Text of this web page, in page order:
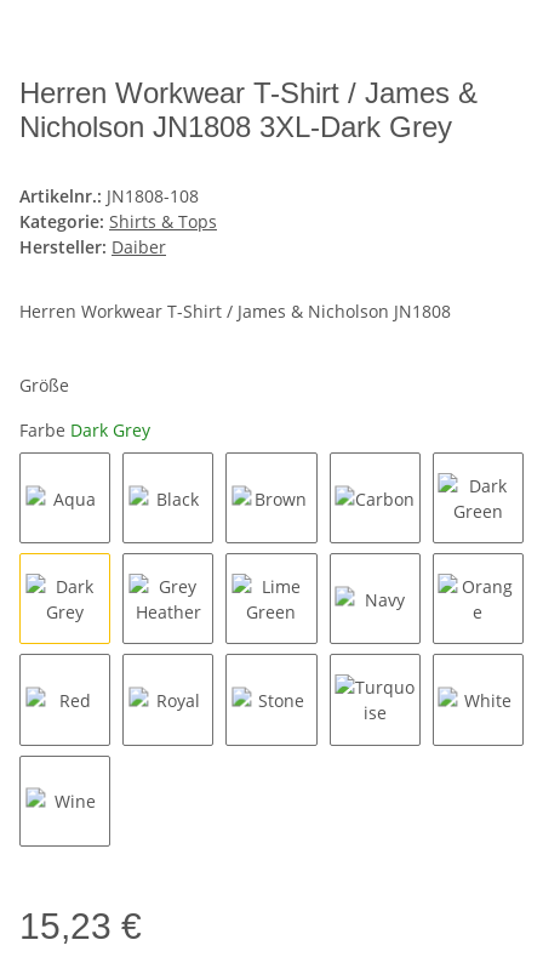
Herren Workwear T-Shirt / James &
Nicholson JN1808 3XL-Dark Grey
Artikelnr.: JN1808-108
Kategorie: Shirts & Tops
Hersteller: Daiber
Herren Workwear T-Shirt / James & Nicholson JN1808
Größe
Farbe Dark Grey
Aqua Black Brown Carbon Dark
Dark Grey Grey HeatherLime Green Navy Orange
Red
15,23 €